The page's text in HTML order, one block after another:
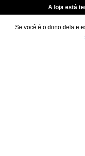
A loja está
Se você é o dono dela e